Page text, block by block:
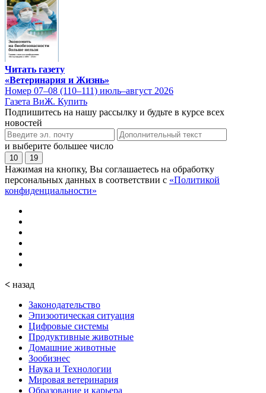
Читать газету
«Ветеринария и Жизнь»
Номер 07–08 (110–111) июль–август 2026
Газета ВиЖ. Купить
Подпишитесь на нашу рассылку и будьте в курсе всех
новостей
и выберите большее число
10 19
Нажимая на кнопку, Вы соглашаетесь на обработку
персональных данных в соответствии с «Политикой
конфиденциальности»
< назад
Законодательство
Эпизоотическая ситуация
Цифровые системы
Продуктивные животные
Домашние животные
Зообизнес
Наука и Технологии
Мировая ветеринария
Образование и карьера